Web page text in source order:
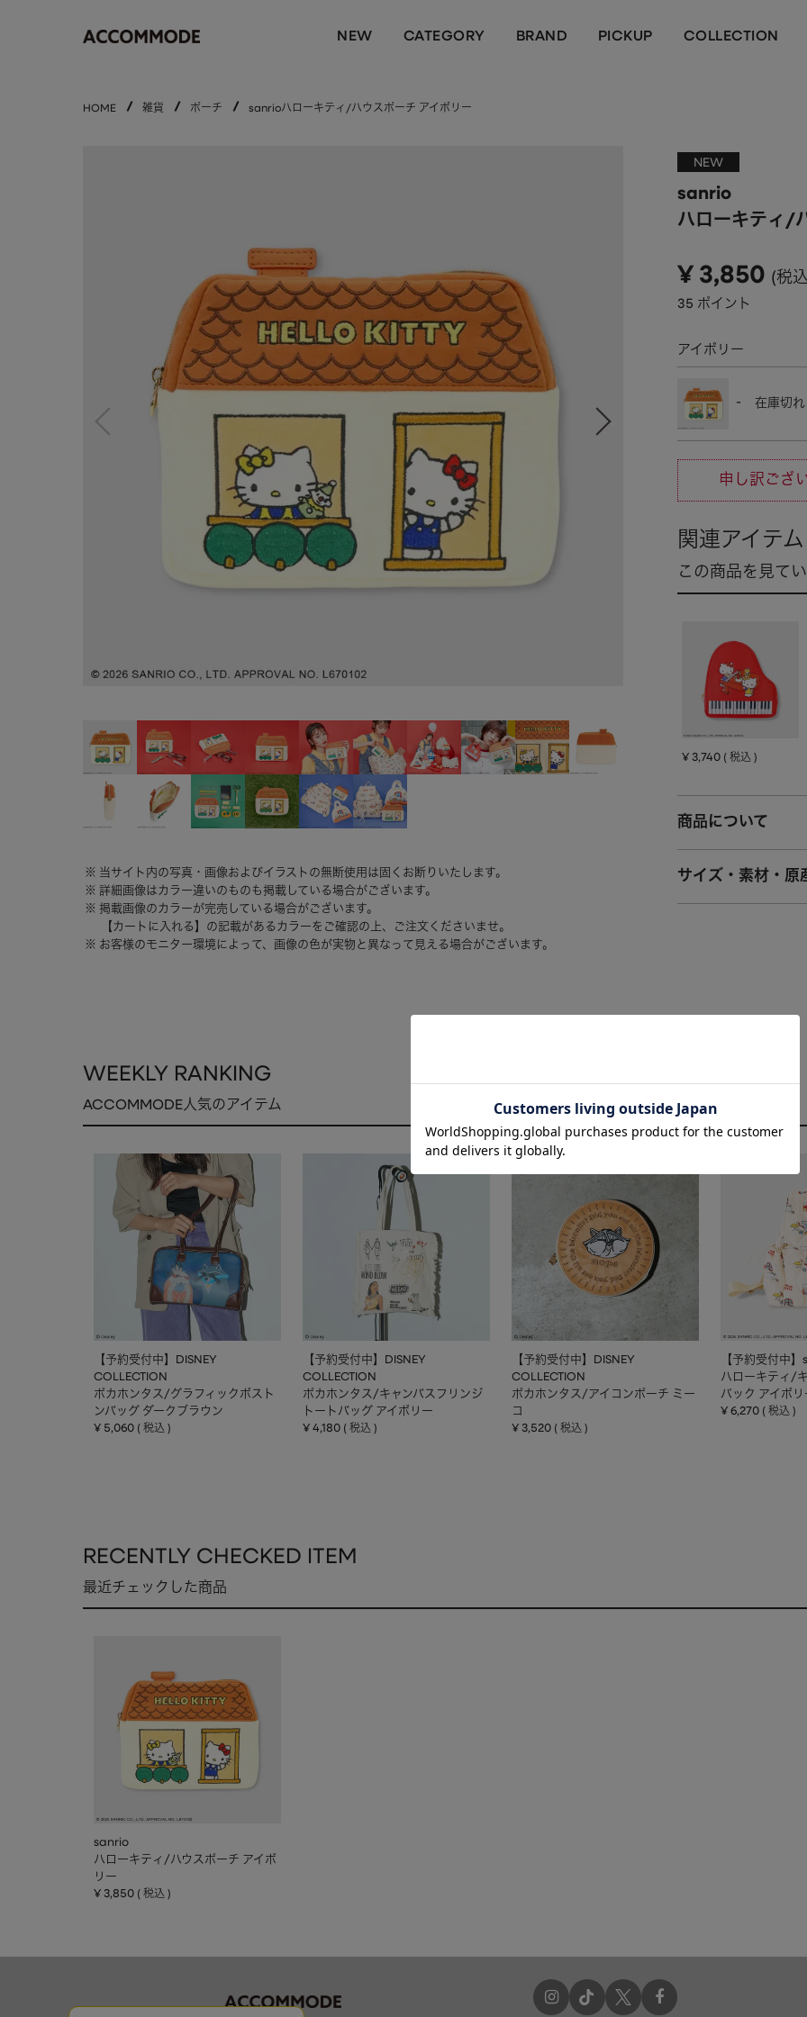
NEW CATEGORY BRAND PICKUP COLLECTION
HOME 雑貨 ポーチ sanrioハローキティ/ハウスポーチ アイボリー
NEW
sanrio
ハローキティ/
¥ 3,850 税
35 ポイント
アイボリー
- 在庫切れ
申し訳ござ
¥ 3,740 税込
商品について
サイズ・素材・原
当サイト内の写真・画像およびイラストの無断使用は固くお断りいたします。
詳細画像はカラー違いのものも掲載している場合がございます。
掲載画像のカラーが完売している場合がございます。
【カートに入れる】の記載があるカラーをご確認の上、ご注文くださいませ。
お客様のモニター環境によって、画像の色が実物と異なって見える場合がございます。
WEEKLY RANKING
ACCOMMODE人気のアイテム
【予約受付中】DISNEY
COLLECTION
ポカホンタス/グラフィックボスト
ンバッグ ダークブラウン
¥ 5,060 税込
【予約受付中】DISNEY
COLLECTION
ポカホンタス/キャンバスフリンジ
トートバッグ アイボリー
¥ 4,180 税込
【予約受付中】DISNEY
COLLECTION
ポカホンタス/アイコンポーチ ミー
コ
¥ 3,520 税込
【予約受付中
ハローキティ/
パック アイボリ
¥ 6,270 税込
RECENTLY CHECKED ITEM
最近チェックした商品
sanrio
ハローキティ/ハウスポーチ アイボ
リー
¥ 3,850 税込